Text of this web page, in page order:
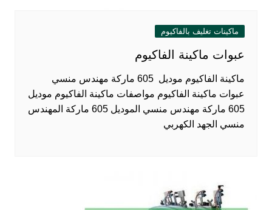
ماكينات تغليف بالفاكيوم
عبوات ماكينة الفاكيوم
ماكينة الفاكيوم موديل 605 ماركة مهندس منسي
عبوات ماكينة الفاكيوم مواصفات ماكينة الفاكيوم موديل
605 ماركة مهندس منسي الموديل 605 ماركة المهندس
منسي الجهد الكهربي